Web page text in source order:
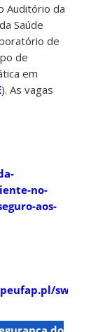
Auditório da
Saúde
de
de
em
). As vagas
no-
aos-